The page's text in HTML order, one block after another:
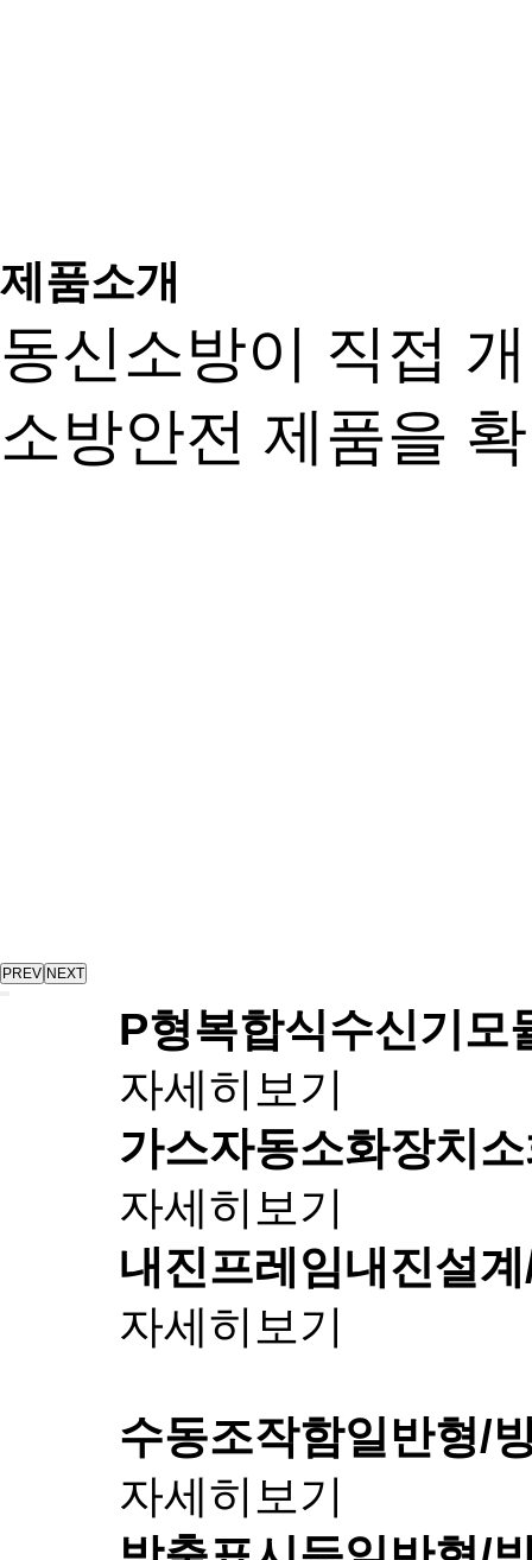
제품소개
동신소방이 직접
소방안전 제품을
PREV NEXT
P형복합식수신기 모
자세히보기
가스자동소화장치
자세히보기
내진프레임내진설
자세히보기
수동조작함일반형/
자세히보기